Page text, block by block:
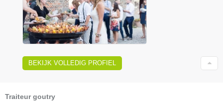
BEKIJK VOLLEDIG PROFIEL
Traiteur goutry